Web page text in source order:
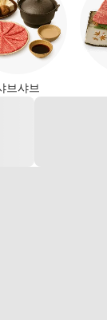
브샤브